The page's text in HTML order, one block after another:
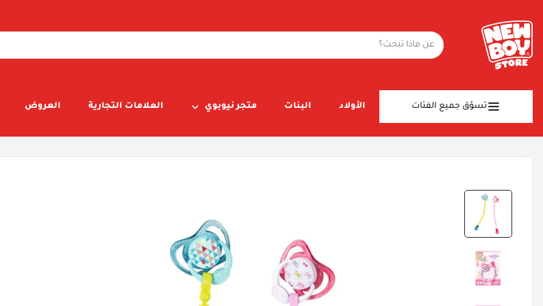
تسوّق جميع الفئات الأولاد البنات متجر نيوبوي العلامات التجارية العروض